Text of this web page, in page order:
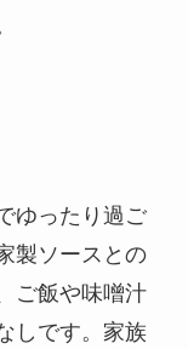
ゆったり過ご
製ソースとの
ご飯や味噌汁
しです。家族